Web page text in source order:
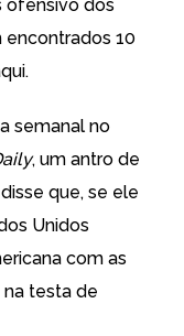
ofensivo dos
encontrados 10
.
semanal no
, um antro de
que, se ele
Unidos
com as
na testa de